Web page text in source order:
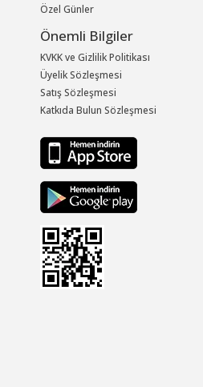
Özel Günler
Önemli Bilgiler
KVKK ve Gizlilik Politikası
Üyelik Sözleşmesi
Satış Sözleşmesi
Katkıda Bulun Sözleşmesi